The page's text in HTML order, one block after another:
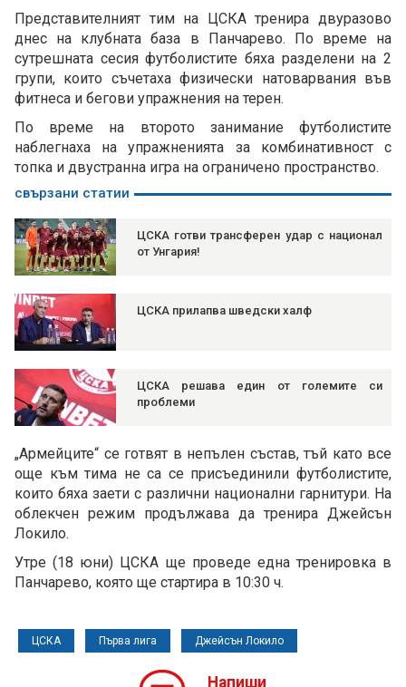
Представителният тим на ЦСКА тренира двуразово
днес на клубната база в Панчарево. По време на
сутрешната сесия футболистите бяха разделени на 2
групи, които съчетаха физически натоварвания във
фитнеса и бегови упражнения на терен.
По време на второто занимание футболистите
наблегнаха на упражненията за комбинативност с
топка и двустранна игра на ограничено пространство.
свързани статии
ЦСКА готви трансферен удар с национал
от Унгария!
ЦСКА прилапва шведски халф
ЦСКА решава един от големите си
проблеми
„Армейците“ се готвят в непълен състав, тъй като все
още към тима не са се присъединили футболистите,
които бяха заети с различни национални гарнитури. На
облекчен режим продължава да тренира Джейсън
Локило.
Утре (18 юни) ЦСКА ще проведе една тренировка в
Панчарево, която ще стартира в 10:30 ч.
ЦСКА Първа лига Джейсън Локило
Напиши